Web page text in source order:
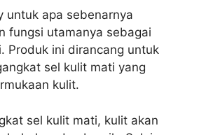
untuk apa sebenarnya
fungsi utamanya sebagai
Produk ini dirancang untuk
sel kulit mati yang
kulit.
sel kulit mati, kulit akan